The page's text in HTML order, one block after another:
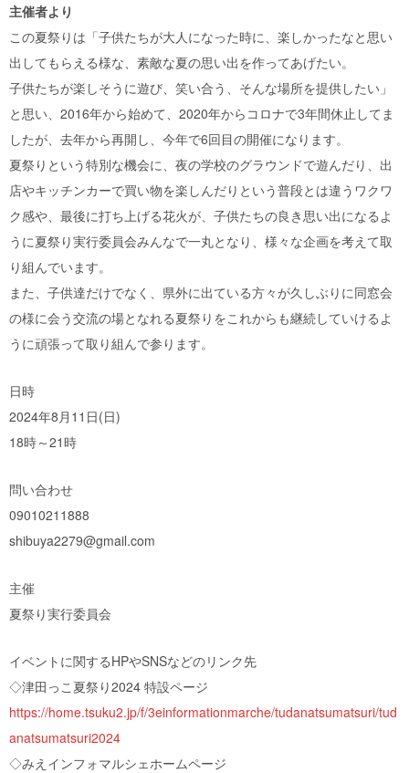
主催者より
この夏祭りは「子供たちが大人になった時に、楽しかったなと思い
出してもらえる様な、素敵な夏の思い出を作ってあげたい。
​子供たちが楽しそうに遊び、笑い合う、そんな場所を提供したい」
と思い、2016年から始めて、2020年からコロナで3年間休止してま
したが、去年から再開し、今年で6回目の開催になります。
​夏祭りという特別な機会に、夜の学校のグラウンドで遊んだり、出
店やキッチンカーで買い物を楽しんだりという普段とは違うワクワ
ク感や、最後に打ち上げる花火が、子供たちの良き思い出になるよ
うに夏祭り実行委員会みんなで一丸となり、様々な企画を考えて取
り組んでいます。
また、子供達だけでなく、県外に出ている方々が久しぶりに同窓会
の様に会う交流の場となれる夏祭りをこれからも継続していけるよ
うに頑張って取り組んで参ります。
日時
2024年8月11日(日)
18時～21時
問い合わせ
09010211888
shibuya2279@gmail.com
主催
夏祭り実行委員会
イベントに関するHPやSNSなどのリンク先
◇津田っこ夏祭り2024 特設ページ
https://home.tsuku2.jp/f/3einformationmarche/tudanatsumatsuri/tud
anatsumatsuri2024
◇みえインフォマルシェホームページ